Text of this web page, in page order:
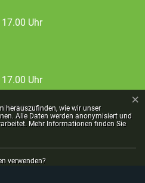
Uhr
Uhr
Uhr
herauszufinden, wie wir unser
Alle Daten werden anonymisiert und
Mehr Informationen finden Sie
verwenden?
×